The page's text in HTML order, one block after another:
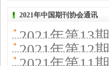
2021年中国期刊协会通讯
2021年第13期
2021年第12期